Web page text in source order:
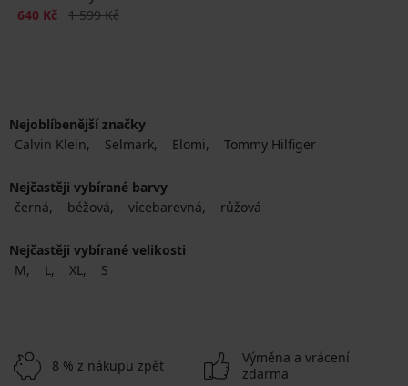
Sleva
640 Kč Původní cena
1 599 Kč
Nejoblíbenější značky
Calvin Klein
Selmark Elomi Tommy Hilfiger
Nejčastěji vybírané barvy
černá
béžová vícebarevná růžová
Nejčastěji vybírané velikosti
M
L XL S
8 % z nákupu zpět
Výměna a vrácení
zdarma